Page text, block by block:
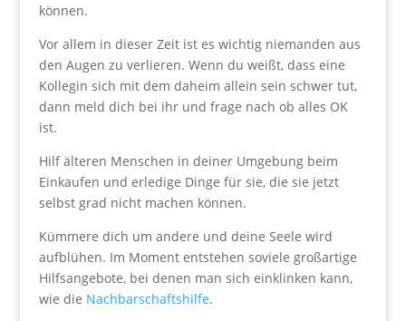
können.
Vor allem in dieser Zeit ist es wichtig niemanden aus
den Augen zu verlieren. Wenn du weißt, dass eine
Kollegin sich mit dem daheim allein sein schwer tut,
dann meld dich bei ihr und frage nach ob alles OK
ist.
Hilf älteren Menschen in deiner Umgebung beim
Einkaufen und erledige Dinge für sie, die sie jetzt
selbst grad nicht machen können.
Kümmere dich um andere und deine Seele wird
aufblühen. Im Moment entstehen soviele großartige
Hilfsangebote, bei denen man sich einklinken kann,
wie die Nachbarschaftshilfe.